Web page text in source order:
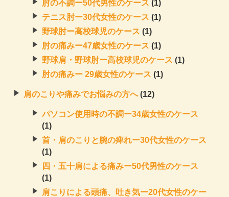
肘の不調ー50代男性のケース (1)
テニス肘ー30代女性のケース (1)
野球肘ー高校球児のケース (1)
肘の痛みー47歳女性のケース (1)
野球肩・野球肘ー高校球児のケース (1)
肘の痛みー 29歳女性のケース (1)
肩のこりや痛みでお悩みの方へ(12)
パソコン使用時の不調ー34歳女性のケース
(1)
首・肩のこりと腕の痺れー30代女性のケース
(1)
四・五十肩による痛みー50代男性のケース
(1)
肩こりによる頭痛、吐き気ー20代女性のケー